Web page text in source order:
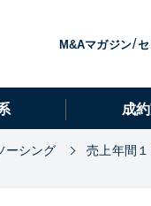
M&Aマガジン
成
ーシング 売上年間